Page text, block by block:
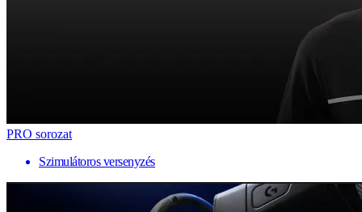
PRO sorozat
Szimulátoros versenyzés